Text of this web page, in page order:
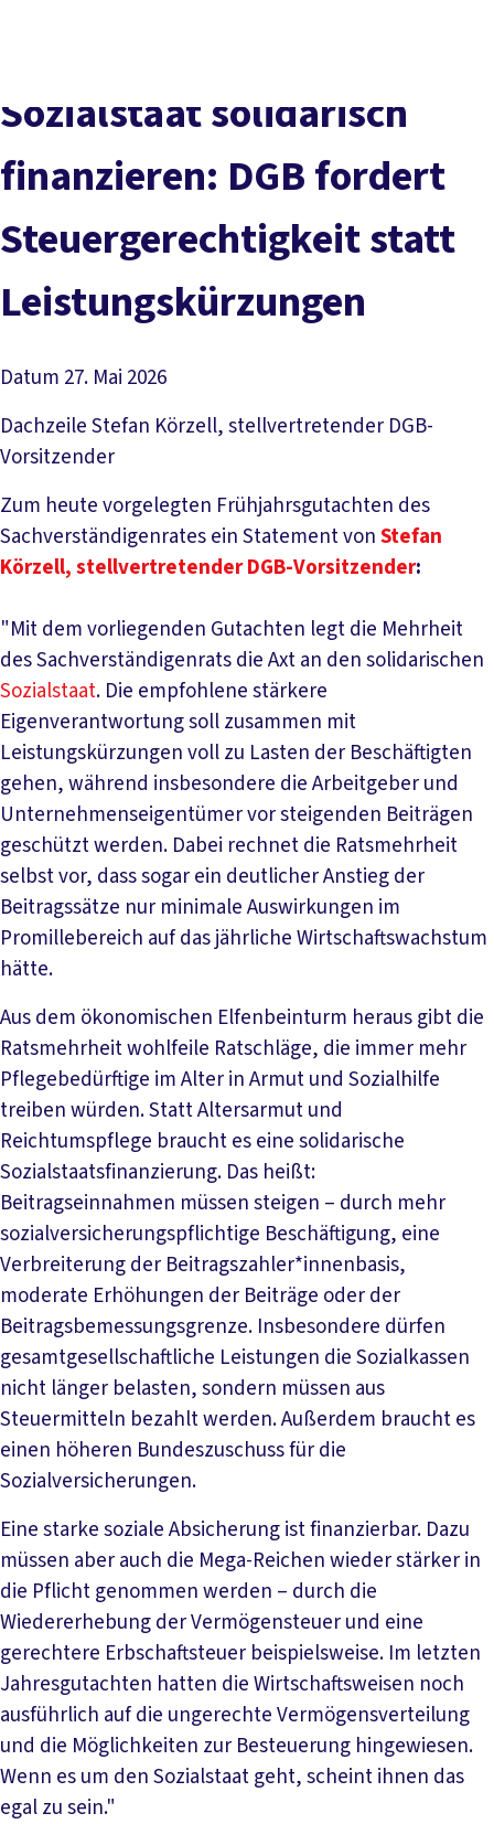
Service
Mitmachen
Sozialstaat solidarisch
finanzieren: DGB fordert
Steuergerechtigkeit statt
Leistungskürzungen
Datum 27. Mai 2026
DachzeileStefan Körzell, stellvertretender DGB-
Vorsitzender
Zum heute vorgelegten Frühjahrsgutachten des
Sachverständigenrates ein Statement vonStefan
Körzell, stellvertretender DGB-Vorsitzender:
"Mit dem vorliegenden Gutachten legt die Mehrheit
des Sachverständigenrats die Axt an den solidarischen
Sozialstaat. Die empfohlene stärkere
Eigenverantwortung soll zusammen mit
Leistungskürzungen voll zu Lasten der Beschäftigten
gehen, während insbesondere die Arbeitgeber und
Unternehmenseigentümer vor steigenden Beiträgen
geschützt werden. Dabei rechnet die Ratsmehrheit
selbst vor, dass sogar ein deutlicher Anstieg der
Beitragssätze nur minimale Auswirkungen im
Promillebereich auf das jährliche Wirtschaftswachstum
hätte.
Aus dem ökonomischen Elfenbeinturm heraus gibt die
Ratsmehrheit wohlfeile Ratschläge, die immer mehr
Pflegebedürftige im Alter in Armut und Sozialhilfe
treiben würden. Statt Altersarmut und
Reichtumspflege braucht es eine solidarische
Sozialstaatsfinanzierung. Das heißt:
Beitragseinnahmen müssen steigen – durch mehr
sozialversicherungspflichtige Beschäftigung, eine
Verbreiterung der Beitragszahler*innenbasis,
moderate Erhöhungen der Beiträge oder der
Beitragsbemessungsgrenze. Insbesondere dürfen
gesamtgesellschaftliche Leistungen die Sozialkassen
nicht länger belasten, sondern müssen aus
Steuermitteln bezahlt werden. Außerdem braucht es
einen höheren Bundeszuschuss für die
Sozialversicherungen.
Eine starke soziale Absicherung ist finanzierbar. Dazu
müssen aber auch die Mega-Reichen wieder stärker in
die Pflicht genommen werden – durch die
Wiedererhebung der Vermögensteuer und eine
gerechtere Erbschaftsteuer beispielsweise. Im letzten
Jahresgutachten hatten die Wirtschaftsweisen noch
ausführlich auf die ungerechte Vermögensverteilung
und die Möglichkeiten zur Besteuerung hingewiesen.
Wenn es um den Sozialstaat geht, scheint ihnen das
egal zu sein."